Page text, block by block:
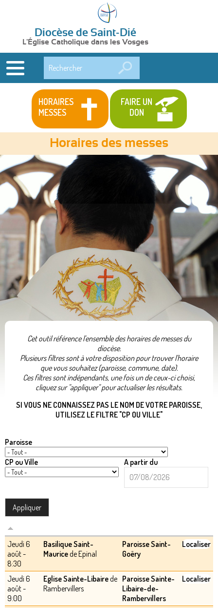
Diocèse de Saint-Dié
L'Église Catholique dans les Vosges
HORAIRES
MESSES
FAIRE UN
DON
Horaires des messes
Cet outil référence l'ensemble des horaires de messes du
diocèse.
Plusieurs filtres sont à votre disposition pour trouver l'horaire
que vous souhaitez (paroisse, commune, date).
Ces filtres sont indépendants, une fois un de ceux-ci choisi,
cliquez sur "appliquer" pour actualiser les résultats.
SI VOUS NE CONNAISSEZ PAS LE NOM DE VOTRE PAROISSE,
UTILISEZ LE FILTRE "CP OU VILLE"
Paroisse
CP ou Ville
A partir du
partir
du
Jeudi 6
août -
8:30
Basilique Saint-
Mauricede Epinal
Paroisse Saint-
Goëry
Localiser
Jeudi 6
août -
9:00
Eglise Sainte-Libairede
Rambervillers
Paroisse Sainte-
Libaire-de-
Rambervillers
Localiser